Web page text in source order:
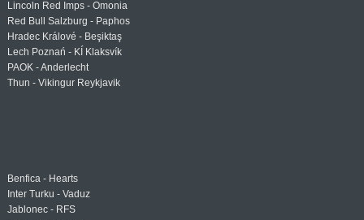
Lincoln Red Imps - Omonia
Red Bull Salzburg - Paphos
Hradec Králové - Beşiktaş
Lech Poznań - KÍ Klaksvík
PAOK - Anderlecht
Thun - Vikingur Reykjavik
Benfica - Hearts
Inter Turku - Vaduz
Jablonec - RFS